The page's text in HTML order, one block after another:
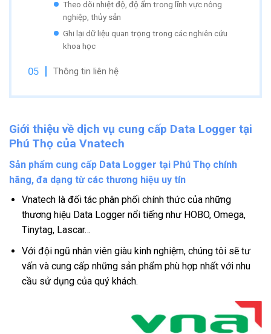
Theo dõi nhiệt độ, độ ẩm trong lĩnh vực nông
nghiệp, thủy sản
Ghi lại dữ liệu quan trọng trong các nghiên cứu
khoa học
Thông tin liên hệ
Giới thiệu về dịch vụ cung cấp Data Logger tại
Phú Thọ của Vnatech
Sản phẩm cung cấp Data Logger tại Phú Thọ chính
hãng, đa dạng từ các thương hiệu uy tín
Vnatech là đối tác phân phối chính thức của những
thương hiệu Data Logger nổi tiếng như HOBO, Omega,
Tinytag, Lascar…
Với đội ngũ nhân viên giàu kinh nghiệm, chúng tôi sẽ tư
vấn và cung cấp những sản phẩm phù hợp nhất với nhu
cầu sử dụng của quý khách.